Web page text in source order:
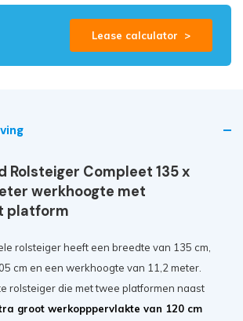
Lease calculator >
Rolsteiger Compleet 135 x
werkhoogte met
platform
rolsteiger heeft een breedte van 135 cm,
cm en een werkhoogte van 11,2 meter.
rolsteiger die met twee platformen naast
groot werkopppervlakte van 120 cm